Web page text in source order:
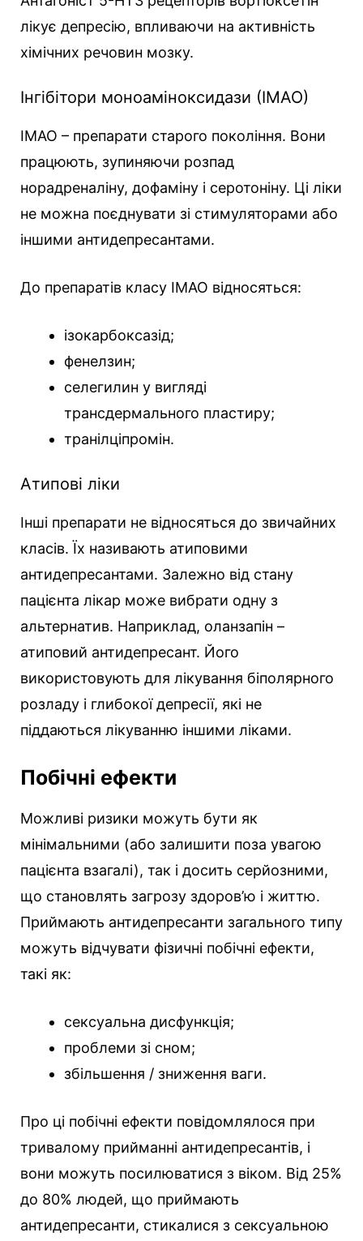
лікує депресію, впливаючи на активність
хімічних речовин мозку.
Інгібітори моноаміноксидази (ІМАО)
ІМАО – препарати старого покоління. Вони
працюють, зупиняючи розпад
норадреналіну, дофаміну і серотоніну. Ці ліки
не можна поєднувати зі стимуляторами або
іншими антидепресантами.
До препаратів класу ІМАО відносяться:
ізокарбоксазід;
фенелзин;
селегилин у вигляді
трансдермального пластиру;
транілціпромін.
Атипові ліки
Інші препарати не відносяться до звичайних
класів. Їх називають атиповими
антидепресантами. Залежно від стану
пацієнта лікар може вибрати одну з
альтернатив. Наприклад, оланзапін –
атиповий антидепресант. Його
використовують для лікування біполярного
розладу і глибокої депресії, які не
піддаються лікуванню іншими ліками.
Побічні ефекти
Можливі ризики можуть бути як
мінімальними (або залишити поза увагою
пацієнта взагалі), так і досить серйозними,
що становлять загрозу здоров’ю і життю.
Приймають антидепресанти загального типу
можуть відчувати фізичні побічні ефекти,
такі як:
сексуальна дисфункція;
проблеми зі сном;
збільшення / зниження ваги.
Про ці побічні ефекти повідомлялося при
тривалому прийманні антидепресантів, і
вони можуть посилюватися з віком. Від 25%
до 80% людей, що приймають
антидепресанти, стикалися з сексуальною